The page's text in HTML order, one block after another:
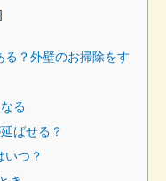
る？外壁のお掃除をす
る
ばせる？
いつ？